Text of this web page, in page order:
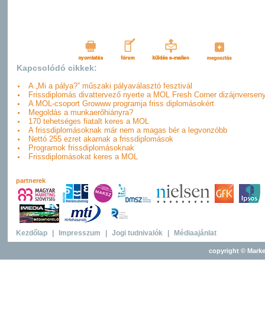
Kapcsolódó cikkek:
A „Mi a pálya?” műszaki pályaválasztó fesztivál
Frissdiplomás divattervező nyerte a MOL Fresh Corner
A MOL-csoport Growww programja friss diplomásokért
Megoldás a munkaerőhiányra?
170 tehetséges fiatalt keres a MOL
A frissdiplomásoknak már nem a magas bér a legvonzóbb
Nettó 255 ezret akarnak a frissdiplomások
Programok frissdiplomásoknak
Frissdiplomásokat keres a MOL
partnerek
Kezdőlap Impresszum Jogi tudnivalók Médiaajánlat
copyright ©